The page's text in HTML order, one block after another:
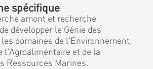
spécifique
amont et recherche
développer le Génie des
domaines de l'Environnement,
l'Agroalimentaire et de la
Ressources Marines.